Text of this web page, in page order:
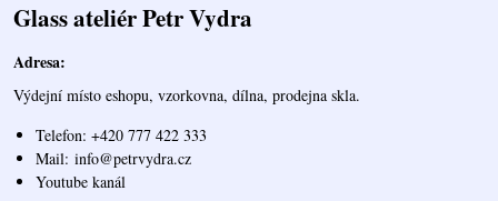
Glass ateliér Petr Vydra
Adresa:
Výdejní místo eshopu, vzorkovna, dílna, prodejna skla.
Telefon: +420 777 422 333
Mail: info@petrvydra.cz
Youtube kanál